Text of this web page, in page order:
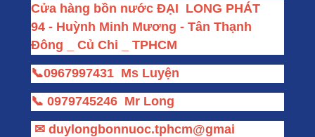
Cửa hàng bồn nước ĐẠI  LONG PHÁT
94 - Huỳnh Minh Mương - Tân Thạnh
Đông _ Củ Chi _ TPHCM
📞0967997431 Ms Luyện
📞 0979745246 Mr Long
✉ duylongbonnuoc.tphcm@gmai